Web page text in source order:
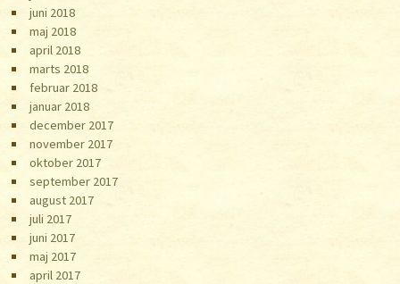
juni 2018
maj 2018
april 2018
marts 2018
februar 2018
januar 2018
december 2017
november 2017
oktober 2017
september 2017
august 2017
juli 2017
juni 2017
maj 2017
april 2017